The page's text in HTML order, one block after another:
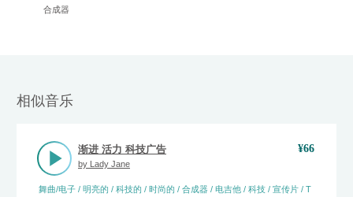
合成器
相似音乐
渐进 活力 科技广告
by Lady Jane
¥66
舞曲/电子 / 明亮的 / 科技的 / 时尚的 / 合成器 / 电吉他 / 科技 / 宣传片 / T